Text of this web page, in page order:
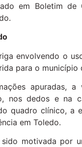
em Boletim de
envolvendo o
para o
apuradas,
nos dedos e na
quadro clínico, a
em Toledo.
motivada por